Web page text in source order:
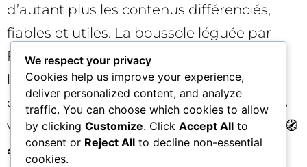
d’autant plus les contenus différenciés,
fiables et utiles. La boussole léguée par
Fabrice Canel reste valable : pertinence,
lisibilité, traçabilité. Le reste — tactiques
court-termistes ou empilement de pages
vides — finira, tôt ou tard, hors de l’index. 🧭
🧱
We respect your privacy
Cookies help us improve your experience,
deliver personalized content, and analyze
traffic. You can choose which cookies to allow
by clicking Customize. Click Accept All to
consent or Reject All to decline non-essential
cookies.